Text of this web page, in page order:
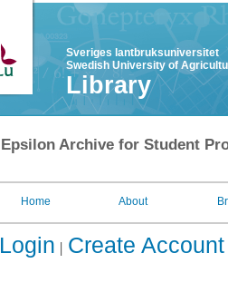
Sveriges lantbruksuniversitet
Swedish University of
Library
Epsilon Archive for Student
Home About
Login Create Account